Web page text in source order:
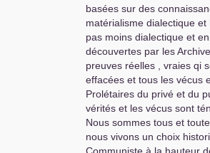
basées sur des
matérialisme dialectique et
pas moins dialectique et
découvertes par les
preuves réelles , vraies qi
effacées et tous les vécus
Prolétaires du privé et du
vérités et les vécus sont
Nous sommes tous et
nous vivons un choix